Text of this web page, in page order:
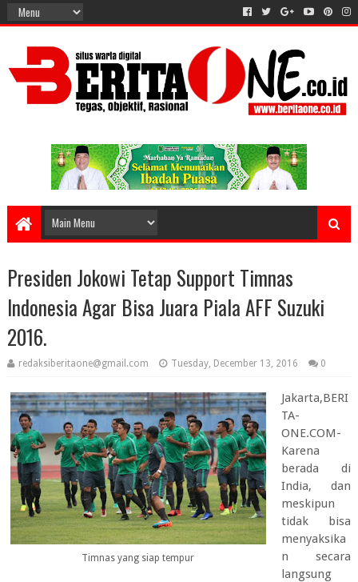
Presiden Jokowi Tetap Support Timnas
Indonesia Agar Bisa Juara Piala AFF Suzuki
2016.
redaksiberitaone@gmail.com Tuesday, December 13, 2016 0
Timnas yang siap tempur
Jakarta,BERI
TA-
ONE.COM-
Karena
berada di
India, dan
meskipun
tidak bisa
menyaksika
n secara
langsung